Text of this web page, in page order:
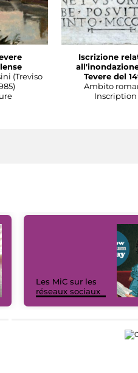
(Treviso
Iscrizione
Tevere del
Ambito
Inscription
Les MiC sur les
réseaux sociaux